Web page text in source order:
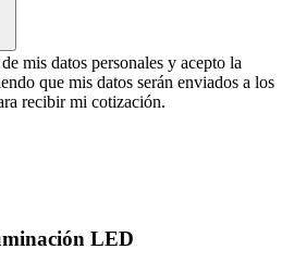
mis datos personales y acepto la
que mis datos serán enviados a los
recibir mi cotización.
LED